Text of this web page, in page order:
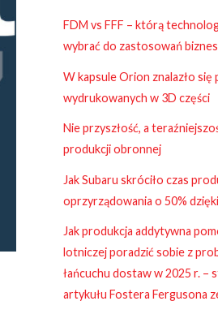
FDM vs FFF – którą
wybrać do zastosowań
W kapsule Orion znalazło się
wydrukowanych w 3D części
Nie przyszłość, a
produkcji obronnej
Jak Subaru skróciło czas
oprzyrządowania o 50%
Jak produkcja addytywna
lotniczej poradzić sobie z
łańcuchu dostaw w 2025 r. –
artykułu Fostera Fergusona